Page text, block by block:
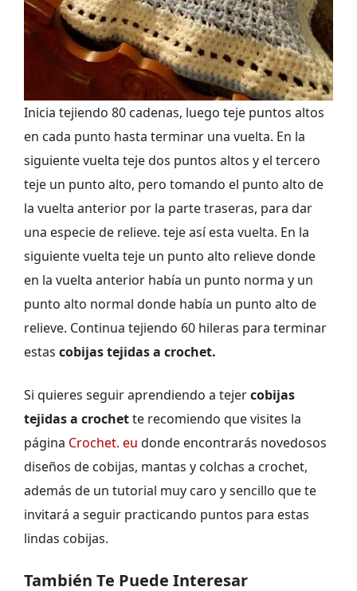
Inicia tejiendo 80 cadenas, luego teje puntos altos
en cada punto hasta terminar una vuelta. En la
siguiente vuelta teje dos puntos altos y el tercero
teje un punto alto, pero tomando el punto alto de
la vuelta anterior por la parte traseras, para dar
una especie de relieve. teje así esta vuelta. En la
siguiente vuelta teje un punto alto relieve donde
en la vuelta anterior había un punto norma y un
punto alto normal donde había un punto alto de
relieve. Continua tejiendo 60 hileras para terminar
estas cobijas tejidas a crochet.
Si quieres seguir aprendiendo a tejercobijas
tejidas a crochette recomiendo que visites la
página Crochet. eu donde encontrarás novedosos
diseños de cobijas, mantas y colchas a crochet,
además de un tutorial muy caro y sencillo que te
invitará a seguir practicando puntos para estas
lindas cobijas.
También Te Puede Interesar